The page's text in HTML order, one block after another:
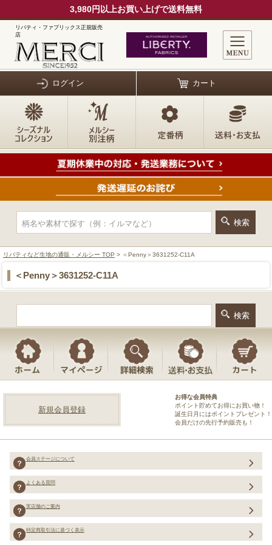
3,980円以上お買い上げで送料無料
リバティ・ファブリックス正規販売
店
ログイン カート
リバティなど生地の通販・メルシー TOP > ＜Penny＞3631252-C11A
＜Penny＞3631252-C11A
新規会員登録
お得な会員特典
ポイント貯めてお得にお買い物！
誕生日月にはポイントプレゼント！
会員だけの先行予約販売も！
会員ステージについて
よくある質問
実店舗のご案内
特定商取引法に基づく表示